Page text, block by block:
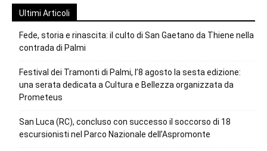
Ultimi Articoli
Fede, storia e rinascita: il culto di San Gaetano da Thiene nella
contrada di Palmi
Festival dei Tramonti di Palmi, l’8 agosto la sesta edizione:
una serata dedicata a Cultura e Bellezza organizzata da
Prometeus
San Luca (RC), concluso con successo il soccorso di 18
escursionisti nel Parco Nazionale dell’Aspromonte